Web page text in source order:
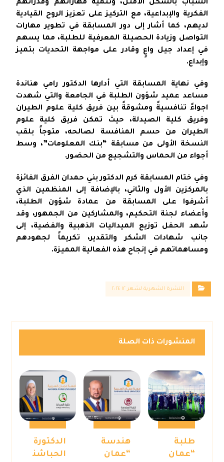
الشباب بالشكل الأمثل، وتنمية مهاراتهم وقدراتهم
الفكرية والإبداعية، مع التركيز على تعزيز الروح القيادية
لديهم، كما أشار إلى دور المسابقة في تطوير مهارات
التواصل وزيادة الحصيلة المعرفية للطلبة، مما يسهم
في إعداد جيل واعٍ وقادر على مواجهة التحديات بتميز
وإبداع.
وفي نهاية المسابقة التي أدارها الدكتور رامي هناندة
مساعد عميد شؤون الطلبة في الجامعة والتي شهدت
اجواءً تنافسيةً ومشوقةً بين فريق كلية علوم الطيران
وفريق كلية الصيدلة، حيث تمكن فريق كلية علوم
الطيران من حسم المنافسة لصالحه، متوجاً بلقب
النسخة الأولى من مسابقة “بنك المعلومات”، وسط
أجواء من الحماس والتشجيع من الحضور.
وفي ختام المسابقة كرم الدكتور بني حمدان الفرق الفائزة
بالمركزين الأول والثاني، بالإضافة إلى المنظمين الذي
أشرفوا على المسابقة من عمادة شؤون الطلبة،
وأعضاء لجنة التحكيم، والمشاركين من الجمهور، وقد
شهد الحفل توزيع الميداليات الذهبية والفضية، إلى
جانب شهادات الشكر والتقدير، تكريماً لجهودهم
ومساهماتهم في إنجاح هذه الفعالية المميزة.
النشرة الشهرية لشهر ١٢ ٢٠٢٤
المنشورات ذات الصلة
طلبة
“عمان
هندسة
“عمان
الدكتورة
الحباشن